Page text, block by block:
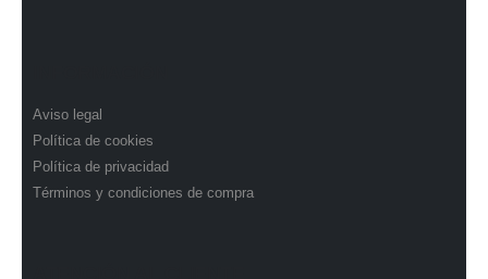
Aviso legal
Política de cookies
Política de privacidad
Términos y condiciones de compra